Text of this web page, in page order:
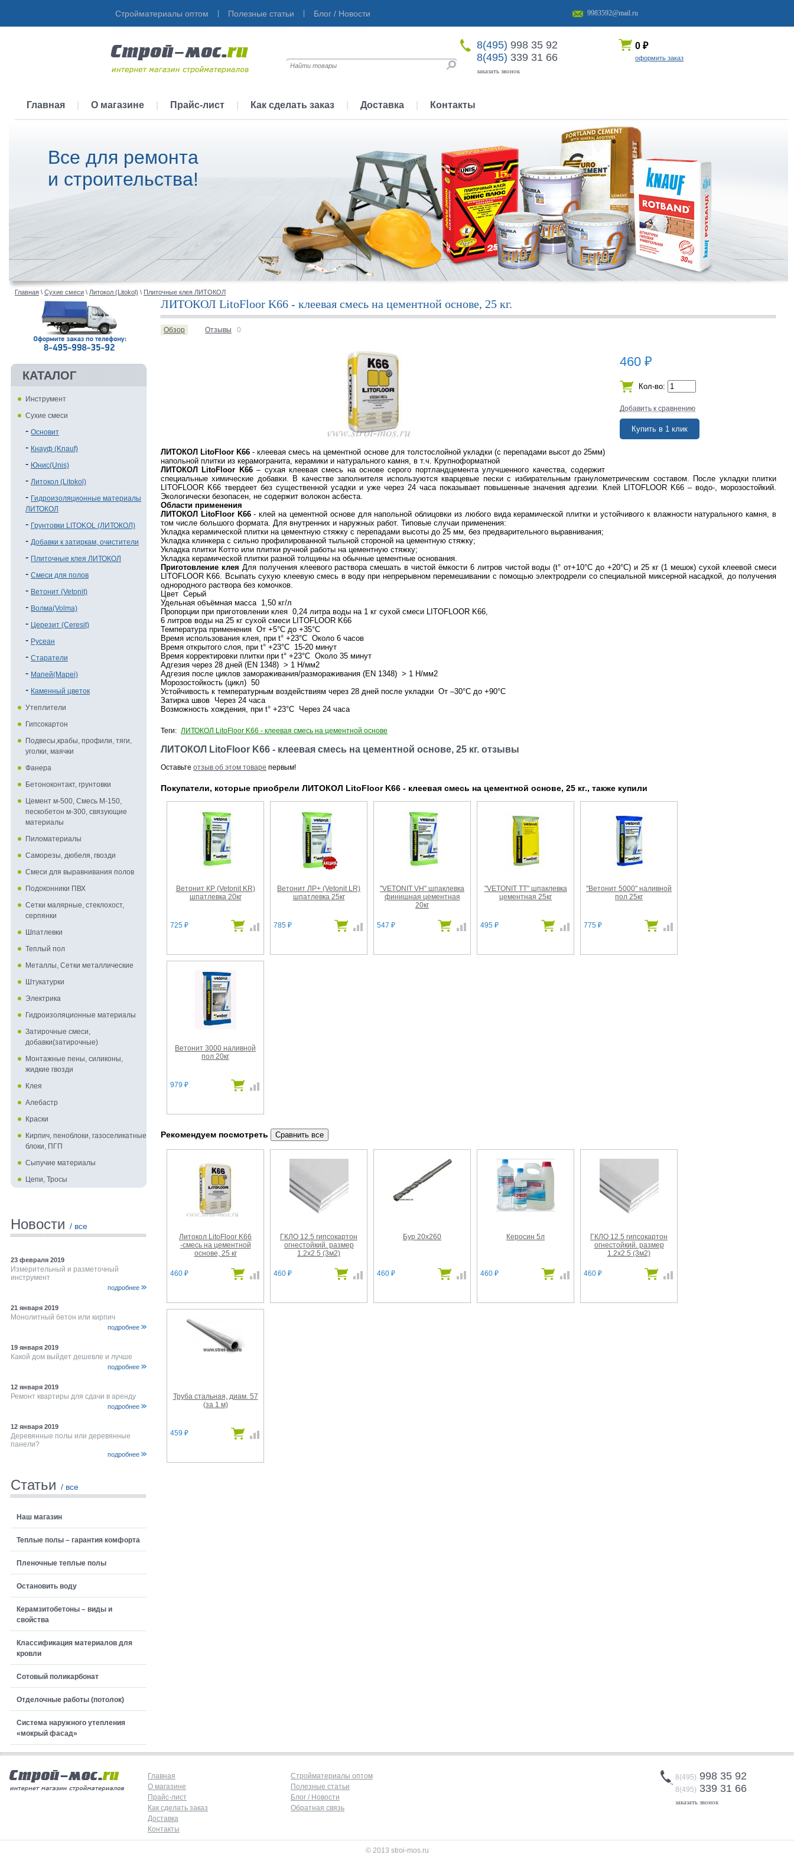
Стройматериалы оптом Полезные статьи Блог / Новости 9983592@mail.ru
8(495) 998 35 92
8(495) 339 31 66
заказать звонок
0 ₽
оформить заказ
Главная О магазине Прайс-лист Как сделать заказ Доставка Контакты
Все для ремонта
и строительства!
Главная \ Сухие смеси \ Литокол (Litokol) \ Плиточные клея ЛИТОКОЛ
КАТАЛОГ
Инструмент
Сухие смеси
Основит
Кнауф (Knauf)
Юнис(Unis)
Литокол (Litokol)
Гидроизоляционные материалы
ЛИТОКОЛ
Грунтовки LITOKOL (ЛИТОКОЛ)
Добавки к затиркам, очистители
Плиточные клея ЛИТОКОЛ
Смеси для полов
Ветонит (Vetonit)
Волма(Volma)
Церезит (Ceresit)
Русеан
Старатели
Мапей(Mapei)
Каменный цветок
Утеплители
Гипсокартон
Подвесы,крабы, профили, тяги,
уголки, маячки
Фанера
Бетоноконтакт, грунтовки
Цемент м-500, Смесь М-150,
пескобетон м-300, связующие
материалы
Пиломатериалы
Саморезы, дюбеля, гвозди
Смеси для выравнивания полов
Подоконники ПВХ
Сетки малярные, стеклохост,
серпянки
Шпатлевки
Теплый пол
Металлы, Сетки металлические
Штукатурки
Электрика
Гидроизоляционные материалы
Затирочные смеси,
добавки(затирочные)
Монтажные пены, силиконы,
жидкие гвозди
Клея
Алебастр
Краски
Кирпич, пеноблоки, газоселикатные
блоки, ПГП
Сыпучие материалы
Цепи, Тросы
Новости / все
23 февраля 2019
Измерительный и разметочный
инструмент
подробнее
21 января 2019
Монолитный бетон или кирпич
подробнее
19 января 2019
Какой дом выйдет дешевле и лучше
подробнее
12 января 2019
Ремонт квартиры для сдачи в аренду
подробнее
12 января 2019
Деревянные полы или деревянные
панели?
подробнее
Статьи / все
Наш магазин
Теплые полы – гарантия комфорта
Пленочные теплые полы
Остановить воду
Керамзитобетоны – виды и
свойства
Классификация материалов для
кровли
Сотовый поликарбонат
Отделочные работы (потолок)
Система наружного утепления
«мокрый фасад»
ЛИТОКОЛ LitoFloor K66 - клеевая смесь на цементной основе, 25 кг.
Обзор Отзывы 0
460 ₽
Кол-во:
Добавить к сравнению
ЛИТОКОЛ LitoFloor K66 - клеевая смесь на цементной основе для толстослойной укладки (с перепадами высот до 25мм)
напольной плитки из керамогранита, керамики и натурального камня, в т.ч. Крупноформатной
ЛИТОКОЛ LitoFloor K66– сухая клеевая смесь на основе серого портландцемента улучшенного качества, содержит
специальные химические добавки. В качестве заполнителя используются кварцевые пески с избирательным гранулометрическим составом. После укладки плитки
LITOFLOOR K66 твердеет без существенной усадки и уже через 24 часа показывает повышенные значения адгезии. Клей LITOFLOOR K66 – водо-, морозостойкий.
Экологически безопасен, не содержит волокон асбеста.
Области применения
ЛИТОКОЛ LitoFloor K66- клей на цементной основе для напольной облицовки из любого вида керамической плитки и устойчивого к влажности натурального камня, в
том числе большого формата. Для внутренних и наружных работ. Типовые случаи применения:
Укладка керамической плитки на цементную стяжку с перепадами высоты до 25 мм, без предварительного выравнивания;
Укладка клинкера с сильно профилированной тыльной стороной на цементную стяжку;
Укладка плитки Котто или плитки ручной работы на цементную стяжку;
Укладка керамической плитки разной толщины на обычные цементные основания.
Приготовление клея Для получения клеевого раствора смешать в чистой ёмкости 6 литров чистой воды (t° от+10°C до +20°C) и 25 кг (1 мешок) сухой клеевой смеси
LITOFLOOR K66. Всыпать сухую клеевую смесь в воду при непрерывном перемешивании с помощью электродрели со специальной миксерной насадкой, до получения
однородного раствора без комочков.
Цвет Серый
Удельная объёмная масса 1,50 кг/л
Пропорции при приготовлении клея 0,24 литра воды на 1 кг сухой смеси LITOFLOOR K66,
6 литров воды на 25 кг сухой смеси LITOFLOOR K66
Температура применения От +5°C до +35°C
Время использования клея, при t° +23°C Около 6 часов
Время открытого слоя, при t° +23°C 15-20 минут
Время корректировки плитки при t° +23°C Около 35 минут
Адгезия через 28 дней (EN 1348) > 1 H/мм2
Адгезия после циклов замораживания/размораживания (EN 1348) > 1 H/мм2
Морозостойкость (цикл) 50
Устойчивость к температурным воздействиям через 28 дней после укладки От –30°C до +90°C
Затирка швов Через 24 часа
Возможность хождения, при t° +23°C Через 24 часа
Теги: ЛИТОКОЛ LitoFloor K66 - клеевая смесь на цементной основе
ЛИТОКОЛ LitoFloor K66 - клеевая смесь на цементной основе, 25 кг. отзывы
Оставьте отзыв об этом товаре первым!
Покупатели, которые приобрели ЛИТОКОЛ LitoFloor K66 - клеевая смесь на цементной основе, 25 кг., также купили
Ветонит КР (Vetonit KR)
шпатлевка 20кг
725 ₽
Ветонит ЛР+ (Vetonit LR)
шпатлевка 25кг
785 ₽
"VETONIT VH" шпаклевка
финишная цементная
20кг
547 ₽
"VETONIT ТТ" шпаклевка
цементная 25кг
495 ₽
"Ветонит 5000" наливной
пол 25кг
775 ₽
Ветонит 3000 наливной
пол 20кг
979 ₽
Рекомендуем посмотреть
Литокол LitoFloor K66
-смесь на цементной
основе, 25 кг
460 ₽
ГКЛО 12.5 гипсокартон
огнестойкий. размер
1.2х2.5 (3м2)
460 ₽
Бур 20х260
460 ₽
Керосин 5л
460 ₽
ГКЛО 12.5 гипсокартон
огнестойкий. размер
1.2х2.5 (3м2)
460 ₽
Труба стальная, диам. 57
(за 1 м)
459 ₽
Главная
О магазине
Прайс-лист
Как сделать заказ
Доставка
Контакты
Стройматериалы оптом
Полезные статьи
Блог / Новости
Обратная связь
8(495) 998 35 92
8(495) 339 31 66
заказать звонок
© 2013 stroi-mos.ru